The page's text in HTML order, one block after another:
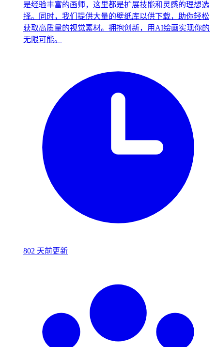
是经验丰富的画师，这里都是扩展技能和灵感的理想选
择。同时，我们提供大量的壁纸库以供下载，助你轻松
获取高质量的视觉素材。拥抱创新，用AI绘画实现你的
无限可能。
802 天前更新